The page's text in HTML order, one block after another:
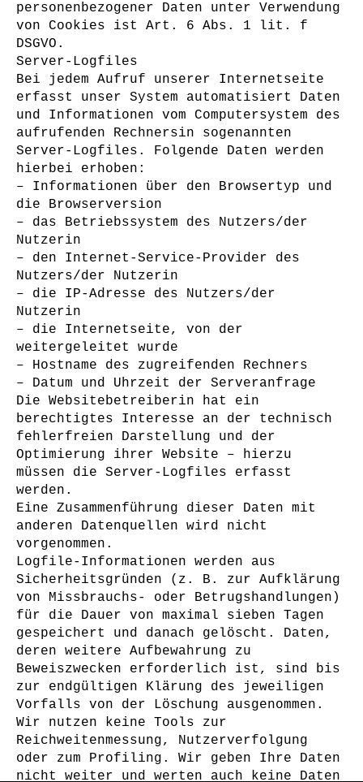
personenbezogener Daten unter Verwendung
von Cookies ist Art. 6 Abs. 1 lit. f
DSGVO.
Server-Logfiles
Bei jedem Aufruf unserer Internetseite
erfasst unser System automatisiert Daten
und Informationen vom Computersystem des
aufrufenden Rechnersin sogenannten
Server-Logfiles. Folgende Daten werden
hierbei erhoben:
– Informationen über den Browsertyp und
die Browserversion
– das Betriebssystem des Nutzers/der
Nutzerin
– den Internet-Service-Provider des
Nutzers/der Nutzerin
– die IP-Adresse des Nutzers/der
Nutzerin
– die Internetseite, von der
weitergeleitet wurde
– Hostname des zugreifenden Rechners
– Datum und Uhrzeit der Serveranfrage
Die Websitebetreiberin hat ein
berechtigtes Interesse an der technisch
fehlerfreien Darstellung und der
Optimierung ihrer Website – hierzu
müssen die Server-Logfiles erfasst
werden.
Eine Zusammenführung dieser Daten mit
anderen Datenquellen wird nicht
vorgenommen.
Logfile-Informationen werden aus
Sicherheitsgründen (z. B. zur Aufklärung
von Missbrauchs- oder Betrugshandlungen)
für die Dauer von maximal sieben Tagen
gespeichert und danach gelöscht. Daten,
deren weitere Aufbewahrung zu
Beweiszwecken erforderlich ist, sind bis
zur endgültigen Klärung des jeweiligen
Vorfalls von der Löschung ausgenommen.
Wir nutzen keine Tools zur
Reichweitenmessung, Nutzerverfolgung
oder zum Profiling. Wir geben Ihre Daten
nicht weiter und werten auch keine Daten